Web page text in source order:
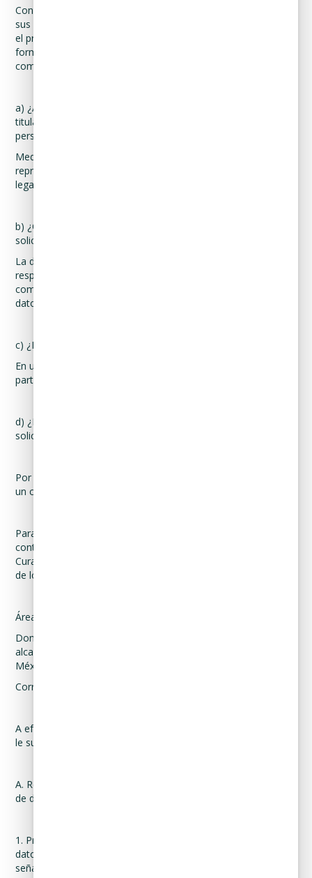
Con relación al procedimiento y requisitos para el ejercicio de
sus Derechos ARCO, Curadeuda, hace de su conocimiento en
el presente Aviso de Privacidad, las preguntas que se
formulan con mayor frecuencia con relación a este tema, así
como las respuestas correspondientes:
a) ¿A través de qué medios pueden acreditar su identidad el
titular y, en su caso, su representante, así como la
personalidad de este último?
Mediante copia simple de su identificación oficial, poder del
representante legal e identificación oficial del representante
legal, en su caso.
b) ¿Qué información y/o documentación deberá contener la
solicitud?
La descripción clara y precisa de la Información Personal
respecto de la cual se ejerza el derecho correspondiente, así
como cualesquiera antecedentes que permitan localizar los
datos correspondientes
c) ¿En cuántos días le daremos respuesta a su solicitud?
En un plazo máximo de 20 (veinte) días hábiles contados a
partir de la fecha de la recepción de su solicitud completa.
d) ¿Por qué medio le comunicaremos la respuesta a su
solicitud?
Por correo electrónico o a su domicilio, en caso de no tener
un correo electrónico disponible.
Para mayor información sobre el procedimiento, Usted podrá
contactar al Departamento de Datos Personales de
Curadeuda vía correo electrónico o vía telefónica por medio
de los datos que se describe a continuación:
Área específica: Departamento de Datos Personales.
Domicilio: Av Insurgentes Sur 64 Piso 14, colonia Juárez,
alcaldía Cuauhtémoc, código postal 06600, Ciudad de México,
México.
Correo electrónico: arco@curadeuda.com
A efecto de ejercer algunos de los derechos antes indicados,
le sugerimos conocer el siguiente Procedimiento:
A. Requisitos para la presentación de una solicitud de ejercicio
de derechos ARCO.
1. Presentar la solicitud ante el responsable que posee los
datos personales, a través de los medios y mecanismos
señalados anteriormente, con la siguiente información: